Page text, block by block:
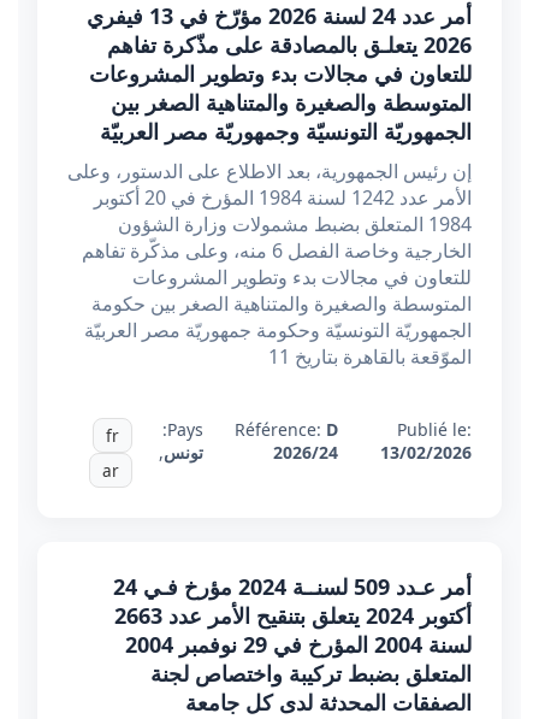
أمر عدد 24 لسنة 2026 مؤرّخ في 13 فيفري
2026 يتعلـق بالمصادقة على مذّكرة تفاهم
للتعاون في مجالات بدء وتطوير المشروعات
المتوسطة والصغيرة والمتناهية الصغر بين
الجمهوريّة التونسيّة وجمهوريّة مصر العربيّة
إن رئيس الجمهورية، بعد الاطلاع على الدستور، وعلى
الأمر عدد 1242 لسنة 1984 المؤرخ في 20 أكتوبر
1984 المتعلق بضبط مشمولات وزارة الشؤون
الخارجية وخاصة الفصل 6 منه، وعلى مذكّرة تفاهم
للتعاون في مجالات بدء وتطوير المشروعات
المتوسطة والصغيرة والمتناهية الصغر بين حكومة
الجمهوريّة التونسيّة وحكومة جمهوريّة مصر العربيّة
الموّقعة بالقاهرة بتاريخ 11
Publié le:
13/02/2026
Référence: D
2026/24
Pays:
تونس,
fr
ar
أمر عـدد 509 لسنــة 2024 مؤرخ فـي 24
أكتوبر 2024 يتعلق بتنقيح الأمر عدد 2663
لسنة 2004 المؤرخ في 29 نوفمبر 2004
المتعلق بضبط تركيبة واختصاص لجنة
الصفقات المحدثة لدى كل جامعة